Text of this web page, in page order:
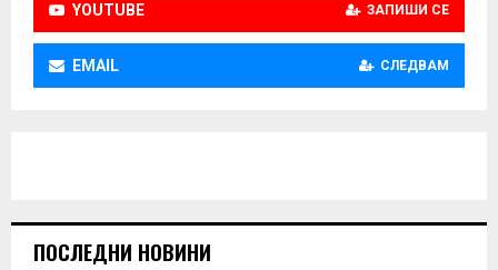
YOUTUBE ЗАПИШИ СЕ
EMAIL СЛЕДВАМ
ПОСЛЕДНИ НОВИНИ